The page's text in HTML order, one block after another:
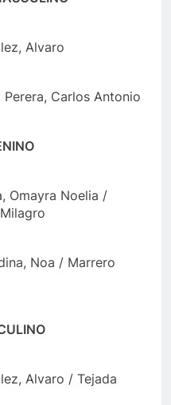
Alvaro
Carlos Antonio
Omayra Noelia /
Noa / Marrero
Alvaro / Tejada